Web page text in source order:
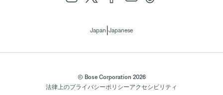
Japan Japanese
© Bose Corporation 2026
法律上のプライバシーポリシーアクセシビリティ